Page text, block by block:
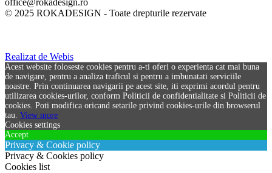
office@rokadesign.ro
© 2025 ROKADESIGN - Toate drepturile rezervate
Realizat de Webis
Acest website foloseste cookies pentru a-ti oferi o experienta cat mai buna
de navigare, pentru a analiza traficul si pentru a imbunatati serviciile
noastre. Prin continuarea navigarii pe acest site, iti exprimi acordul pentru
utilizarea cookies-urilor, conform Politicii de confidentialitate si Politicii de
cookies. Poti modifica oricand setarile privind cookies-urile din browserul
tau. View more
Cookies settings
Accept
Privacy & Cookie policy
Privacy & Cookies policy
Cookies list